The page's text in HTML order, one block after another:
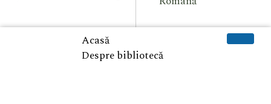
Acasă
Despre bibliotecă